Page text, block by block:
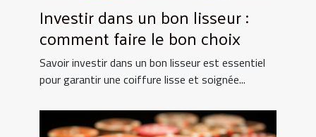
Investir dans un bon lisseur :
comment faire le bon choix
Savoir investir dans un bon lisseur est essentiel
pour garantir une coiffure lisse et soignée...